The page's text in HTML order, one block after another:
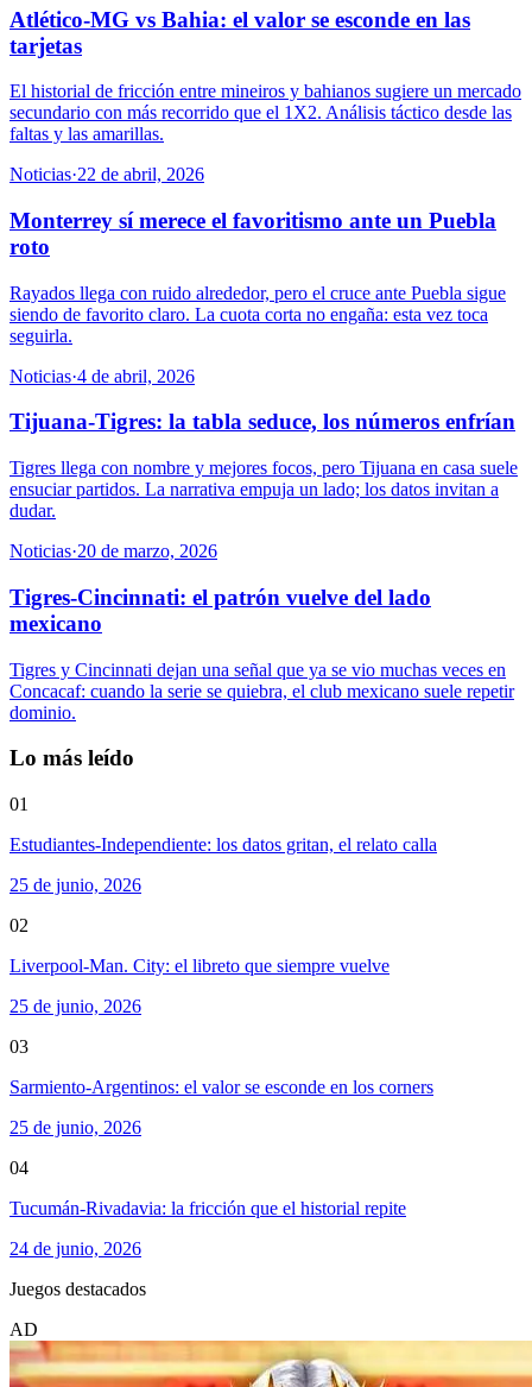
Atlético-MG vs Bahia: el valor se esconde en las
tarjetas
El historial de fricción entre mineiros y bahianos sugiere un mercado
secundario con más recorrido que el 1X2. Análisis táctico desde las
faltas y las amarillas.
Noticias·22 de abril, 2026
Monterrey sí merece el favoritismo ante un Puebla
roto
Rayados llega con ruido alrededor, pero el cruce ante Puebla sigue
siendo de favorito claro. La cuota corta no engaña: esta vez toca
seguirla.
Noticias·4 de abril, 2026
Tijuana-Tigres: la tabla seduce, los números enfrían
Tigres llega con nombre y mejores focos, pero Tijuana en casa suele
ensuciar partidos. La narrativa empuja un lado; los datos invitan a
dudar.
Noticias·20 de marzo, 2026
Tigres-Cincinnati: el patrón vuelve del lado
mexicano
Tigres y Cincinnati dejan una señal que ya se vio muchas veces en
Concacaf: cuando la serie se quiebra, el club mexicano suele repetir
dominio.
Lo más leído
01
Estudiantes-Independiente: los datos gritan, el relato calla
25 de junio, 2026
02
Liverpool-Man. City: el libreto que siempre vuelve
25 de junio, 2026
03
Sarmiento-Argentinos: el valor se esconde en los corners
25 de junio, 2026
04
Tucumán-Rivadavia: la fricción que el historial repite
24 de junio, 2026
Juegos destacados
AD